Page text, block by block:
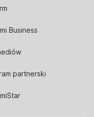
Business
partnerski